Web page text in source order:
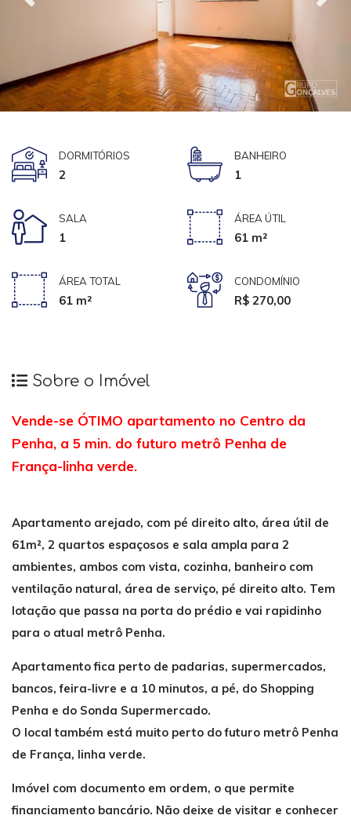
DORMITÓRIOS
2
BANHEIRO
1
SALA
1
ÁREA ÚTIL
61 m²
ÁREA TOTAL
61 m²
CONDOMÍNIO
R$ 270,00
Sobre o Imóvel
Vende-se ÓTIMO apartamento no Centro da
Penha, a 5 min. do futuro metrô Penha de
França-linha verde.
Apartamento arejado, com pé direito alto, área útil de
61m², 2 quartos espaçosos e sala ampla para 2
ambientes, ambos com vista, cozinha, banheiro com
ventilação natural, área de serviço, pé direito alto. Tem
lotação que passa na porta do prédio e vai rapidinho
para o atual metrô Penha.
Apartamento fica perto de padarias, supermercados,
bancos, feira-livre e a 10 minutos, a pé, do Shopping
Penha e do Sonda Supermercado.
O local também está muito perto do futuro metrô Penha
de França, linha verde.
Imóvel com documento em ordem, o que permite
financiamento bancário. Não deixe de visitar e conhecer